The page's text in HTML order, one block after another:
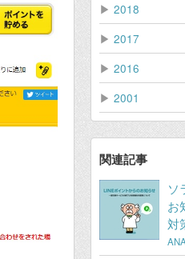
▶ 2018
▶ 2017
▶ 2016
▶ 2001
関連記事
ソ
お
対